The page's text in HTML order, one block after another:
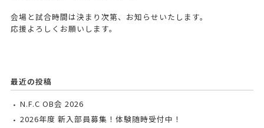
会場と試合時間は決まり次第、お知らせいたします。
応援よろしくお願いします。
最近の投稿
N.F.C OB会 2026
2026年度 新入部員募集！体験随時受付中！